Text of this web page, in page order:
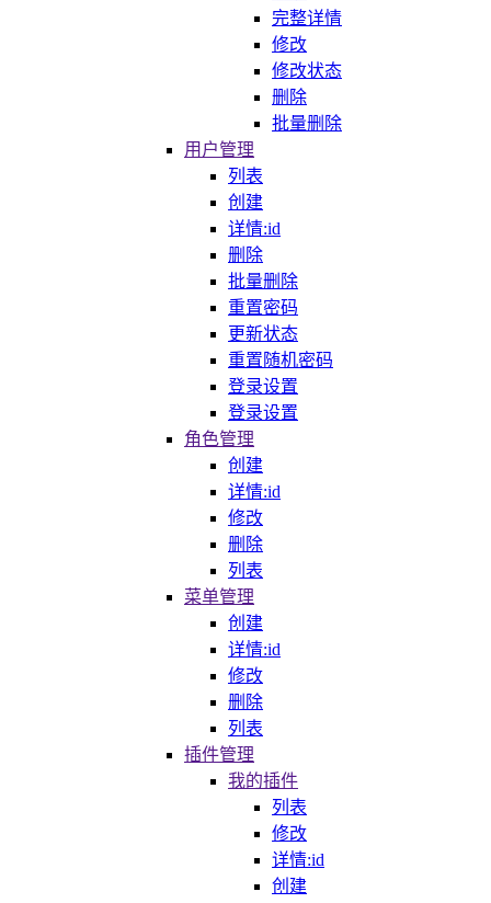
完整详情
修改
修改状态
删除
批量删除
用户管理
列表
创建
详情:id
删除
批量删除
重置密码
更新状态
重置随机密码
登录设置
登录设置
角色管理
创建
详情:id
修改
删除
列表
菜单管理
创建
详情:id
修改
删除
列表
插件管理
我的插件
列表
修改
详情:id
创建